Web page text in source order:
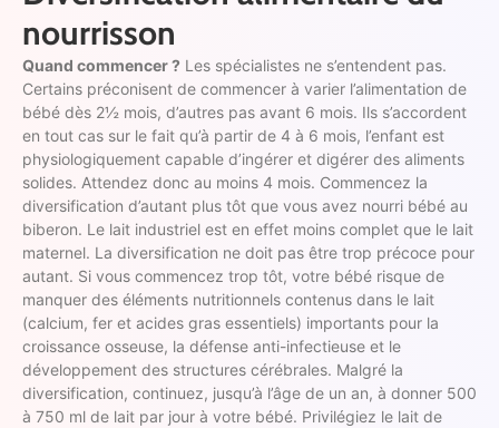
nourrisson
Quand commencer ? Les spécialistes ne s’entendent pas.
Certains préconisent de commencer à varier l’alimentation de
bébé dès 2½ mois, d’autres pas avant 6 mois. Ils s’accordent
en tout cas sur le fait qu’à partir de 4 à 6 mois, l’enfant est
physiologiquement capable d’ingérer et digérer des aliments
solides. Attendez donc au moins 4 mois. Commencez la
diversification d’autant plus tôt que vous avez nourri bébé au
biberon. Le lait industriel est en effet moins complet que le lait
maternel. La diversification ne doit pas être trop précoce pour
autant. Si vous commencez trop tôt, votre bébé risque de
manquer des éléments nutritionnels contenus dans le lait
(calcium, fer et acides gras essentiels) importants pour la
croissance osseuse, la défense anti-infectieuse et le
développement des structures cérébrales. Malgré la
diversification, continuez, jusqu’à l’âge de un an, à donner 500
à 750 ml de lait par jour à votre bébé. Privilégiez le lait de